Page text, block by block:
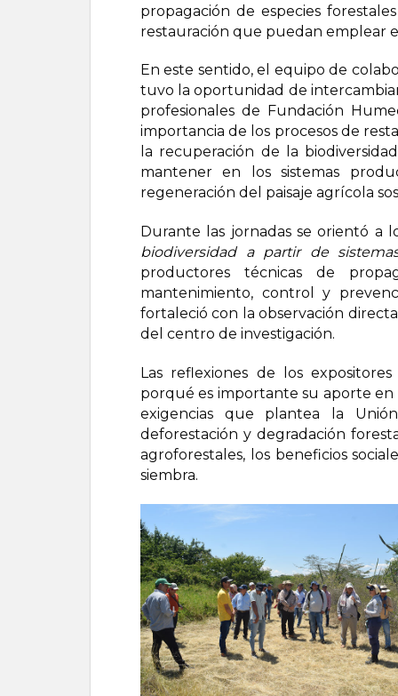
propagación de especies
restauración que puedan emplear
En este sentido, el equipo de
tuvo la oportunidad de
profesionales de Fundación
importancia de los procesos de
la recuperación de la
mantener en los sistemas
regeneración del paisaje agrícola
Durante las jornadas se orientó a
biodiversidad a partir de
productores técnicas de
mantenimiento, control y
fortaleció con la observación
del centro de investigación.
Las reflexiones de los
porqué es importante su aporte en
exigencias que plantea la
deforestación y degradación
agroforestales, los beneficios
siembra.